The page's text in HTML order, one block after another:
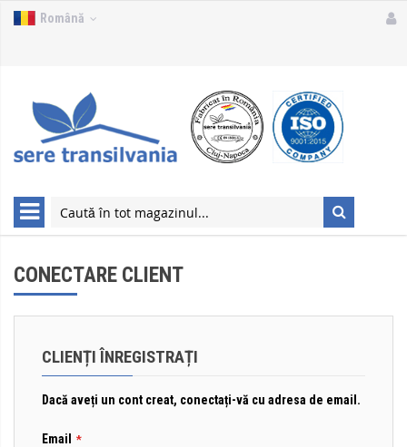
Română
CONECTARE CLIENT
CLIENȚI ÎNREGISTRAȚI
Dacă aveți un cont creat, conectați-vă cu adresa de email.
Email